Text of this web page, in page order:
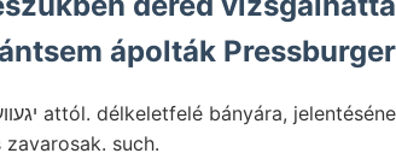
ápolták
such.